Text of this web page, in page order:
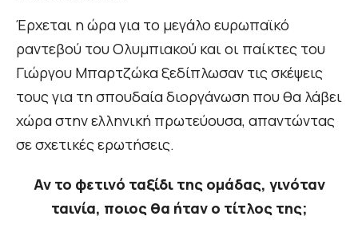
Έρχεται η ώρα για το μεγάλο ευρωπαϊκό
ραντεβού του Ολυμπιακού και οι παίκτες του
Γιώργου Μπαρτζώκα ξεδίπλωσαν τις σκέψεις
τους για τη σπουδαία διοργάνωση που θα λάβει
χώρα στην ελληνική πρωτεύουσα, απαντώντας
σε σχετικές ερωτήσεις.
Αν το φετινό ταξίδι της ομάδας, γινόταν
ταινία, ποιος θα ήταν ο τίτλος της;